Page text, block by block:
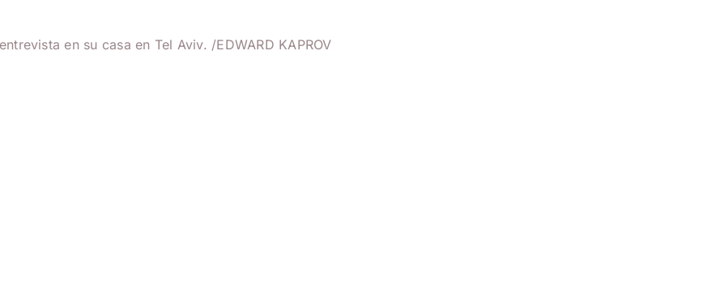
en su casa en Tel Aviv. /EDWARD KAPROV